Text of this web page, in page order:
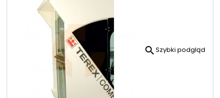
 Szybki podgląd